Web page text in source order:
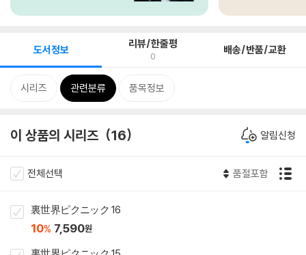
도서정보 리뷰/한줄평
0 배송/반품/교환
시리즈 관련분류 품목정보
이 상품의 시리즈 16 알림신청
전체선택 품절포함
裏世界ピクニック 16
10% 7,590원